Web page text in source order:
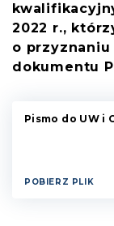
2022 r.,
o przyznaniu
dokumentu
Pismo do UW i
POBIERZ PLIK